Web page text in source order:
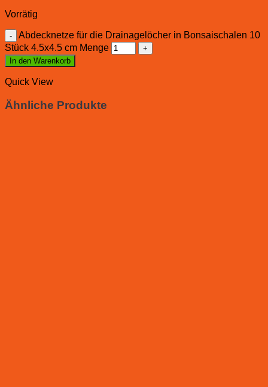
Vorrätig
Abdecknetze für die Drainagelöcher in Bonsaischalen 10
Stück 4.5x4.5 cm Menge
In den Warenkorb
Quick View
Ähnliche Produkte